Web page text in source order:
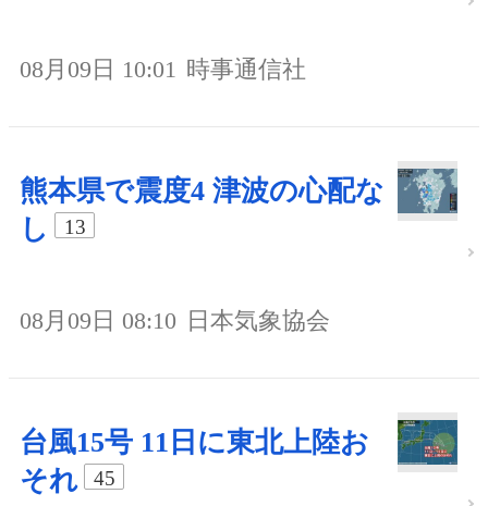
08月09日 10:01 時事通信社
熊本県で震度4 津波の心配な
し
13
08月09日 08:10 日本気象協会
台風15号 11日に東北上陸お
それ
45